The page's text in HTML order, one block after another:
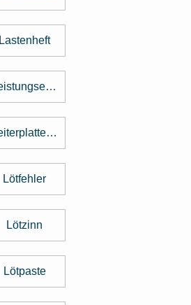
Lastenheft
Leistungselektronik
Leiterplattenentflechtung
Lötfehler
Lötzinn
Lötpaste